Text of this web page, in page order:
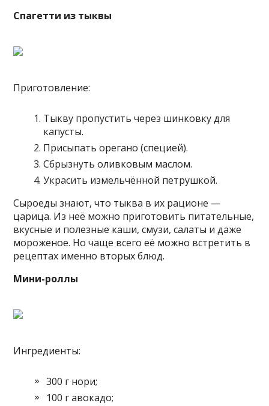
Спагетти из тыквы
Приготовление:
Тыкву пропустить через шинковку для
капусты.
Присыпать орегано (специей).
Сбрызнуть оливковым маслом.
Украсить измельчённой петрушкой.
Сыроеды знают, что тыква в их рационе —
царица. Из неё можно приготовить питательные,
вкусные и полезные каши, смузи, салаты и даже
мороженое. Но чаще всего её можно встретить в
рецептах именно вторых блюд.
Мини-роллы
Ингредиенты:
300 г нори;
100 г авокадо;